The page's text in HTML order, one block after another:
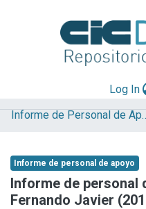
Log In
Explorar
Aportar material
Statistics
Informe de
Informe de personal de apoyo
Informe de personal
Fernando Javier